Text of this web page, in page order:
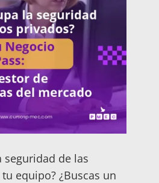
seguridad de las
equipo? ¿Buscas un